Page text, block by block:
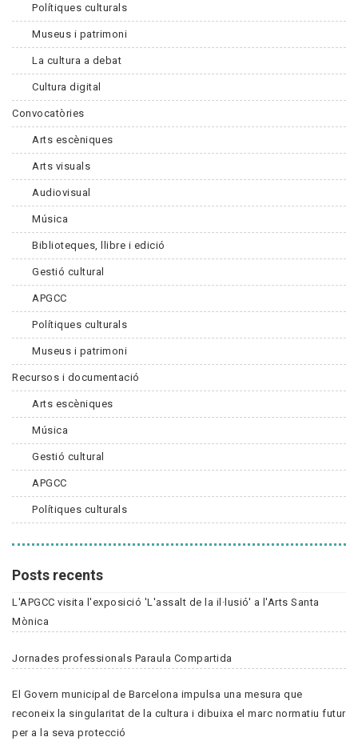
Polítiques culturals
Museus i patrimoni
La cultura a debat
Cultura digital
Convocatòries
Arts escèniques
Arts visuals
Audiovisual
Música
Biblioteques, llibre i edició
Gestió cultural
APGCC
Polítiques culturals
Museus i patrimoni
Recursos i documentació
Arts escèniques
Música
Gestió cultural
APGCC
Polítiques culturals
Posts recents
L'APGCC visita l'exposició 'L'assalt de la il·lusió' a l'Arts Santa
Mònica
Jornades professionals Paraula Compartida
El Govern municipal de Barcelona impulsa una mesura que
reconeix la singularitat de la cultura i dibuixa el marc normatiu futur
per a la seva protecció